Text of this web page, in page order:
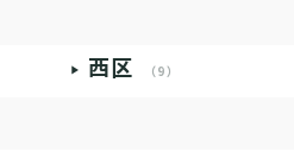
西区 （9）